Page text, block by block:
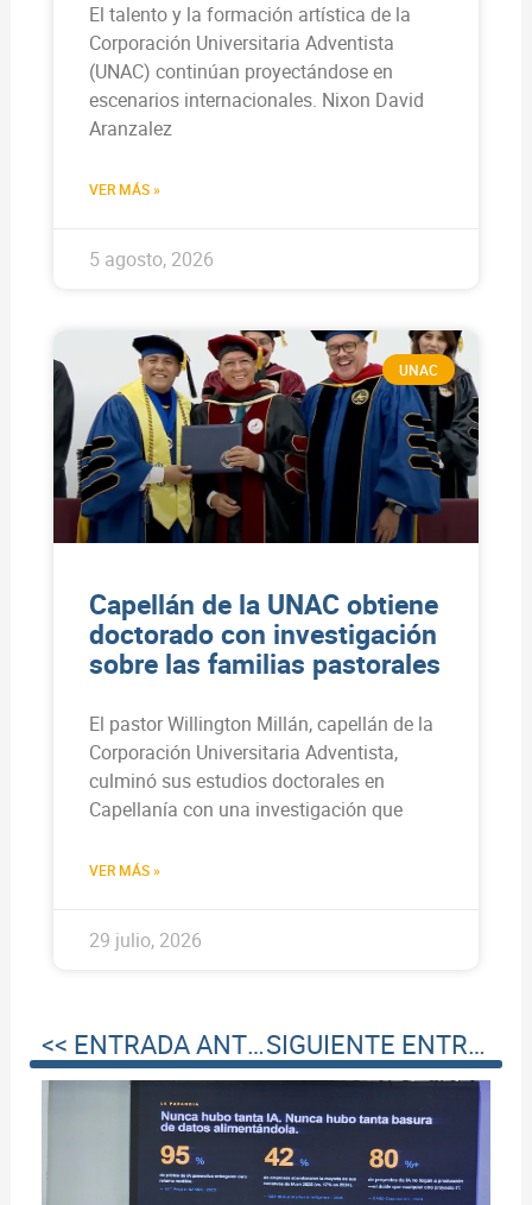
El talento y la formación artística de la
Corporación Universitaria Adventista
(UNAC) continúan proyectándose en
escenarios internacionales. Nixon David
Aranzalez
VER MÁS »
5 agosto, 2026
UNAC
Capellán de la UNAC obtiene
doctorado con investigación
sobre las familias pastorales
El pastor Willington Millán, capellán de la
Corporación Universitaria Adventista,
culminó sus estudios doctorales en
Capellanía con una investigación que
VER MÁS »
29 julio, 2026
<< ENTRADA ANTERIOR SIGUIENTE ENTRADA >>